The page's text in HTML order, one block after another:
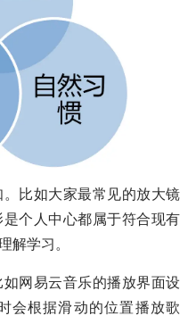
比如大家最常见的放大镜
个人中心都属于符合现有
解学习。
网易云音乐的播放界面设
会根据滑动的位置播放歌